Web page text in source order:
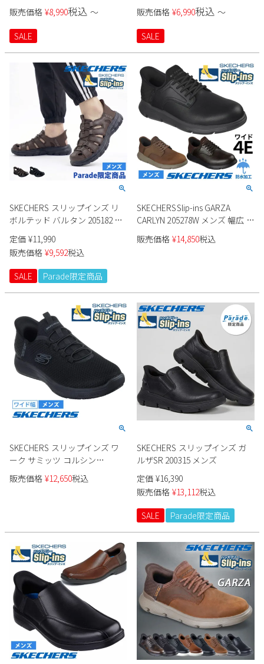
メンズ
販売価格 ¥8,990税込 〜
SALE
販売価格 ¥6,990税込 〜
SALE
SKECHERS スリップインズ リ
ボルテッド バルタン 205182 メ
定価 ¥11,990
販売価格 ¥9,592税込
SALE
Parade限定商品
SKECHERSSlip-ins GARZA
CARLYN 205278W メンズ 幅広 防
水
販売価格 ¥14,850税込
SKECHERS スリップインズ ワ
ーク サミッツ コルシン
200205W メンズ
販売価格 ¥12,650税込
SKECHERS スリップインズ ガ
ルザSR 200315 メンズ
定価 ¥16,390
販売価格 ¥13,112税込
SALE
Parade限定商品